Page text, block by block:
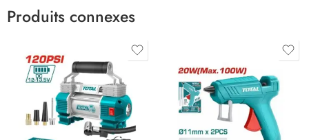
Produits connexes